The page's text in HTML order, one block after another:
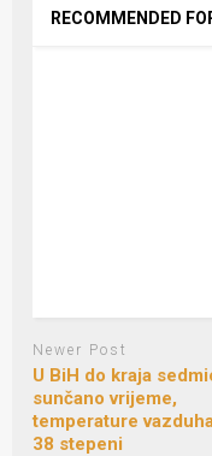
RECOMMENDED
Newer Post
U BiH do kraja
sunčano vrijeme,
temperature
38 stepeni